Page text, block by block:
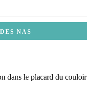
NAS
dans le placard du couloir